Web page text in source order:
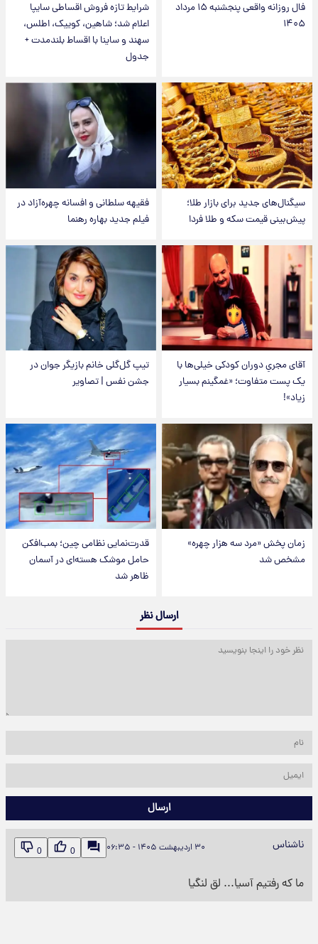
فال روزانه واقعی پنجشنبه ۱۵ مرداد
۱۴۰۵
شرایط تازه فروش اقساطی سایپا
اعلام شد؛ شاهین، کوییک، اطلس،
سهند و ساینا با اقساط بلندمدت +
جدول
سیگنال‌های جدید برای بازار طلا؛
پیش‌بینی قیمت سکه و طلا فردا
فقیهه سلطانی و افسانه چهره‌آزاد در
فیلم جدید بهاره رهنما
آقای مجریِ دوران کودکی خیلی‌ها با
یک پست متفاوت؛ «غمگینم بسیار
زیاد»!
تیپ گل‌گلی خانم بازیگر جوان در
جشن نفس | تصاویر
زمان پخش «مرد سه هزار چهره»
مشخص شد
قدرت‌نمایی نظامی چین؛ بمب‌افکن
حامل موشک هسته‌ای در آسمان
ظاهر شد
ارسال نظر
ارسال
ناشناس ۳۰ اردیبهشت ۱۴۰۵ - ۰۶:۳۵ 0
0
ما که رفتیم آسیا... ‌‌لق لنگیا